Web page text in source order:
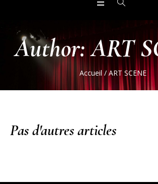
Author:ART
Accueil /ART SCENE
Pas d'autres articles